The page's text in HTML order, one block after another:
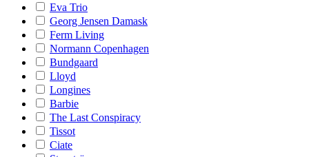
Eva Trio
Georg Jensen Damask
Ferm Living
Normann Copenhagen
Bundgaard
Lloyd
Longines
Barbie
The Last Conspiracy
Tissot
Ciate